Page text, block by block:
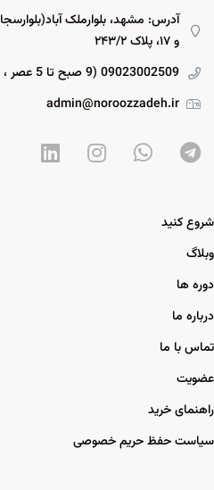
و ۱۷، پلاک ۲۴۳/۲
09023002509 (9 صبح تا 5 عصر ، شنبه - پنج شنبه)
admin@noroozzadeh.ir
شروع کنید
وبلاگ
دوره ها
درباره ما
تماس با ما
عضویت
راهنمای خرید
سیاست حفظ حریم خصوصی